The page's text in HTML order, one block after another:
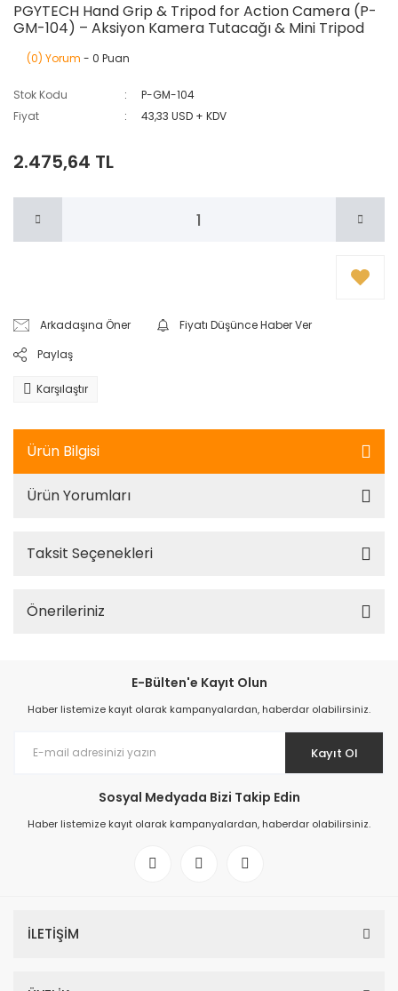
PGYTECH Hand Grip & Tripod for Action Camera (P-
GM-104) – Aksiyon Kamera Tutacağı & Mini Tripod
(0) Yorum - 0 Puan
Stok Kodu
P-GM-104
Fiyat
43,33 USD + KDV
2.475,64 TL
Arkadaşına Öner
Fiyatı Düşünce Haber Ver
Paylaş
Karşılaştır
Ürün Bilgisi
Ürün Yorumları
Taksit Seçenekleri
Önerileriniz
E-Bülten'e Kayıt Olun
Haber listemize kayıt olarak kampanyalardan, haberdar olabilirsiniz.
Kayıt Ol
Sosyal Medyada Bizi Takip Edin
Haber listemize kayıt olarak kampanyalardan, haberdar olabilirsiniz.
İLETİŞİM